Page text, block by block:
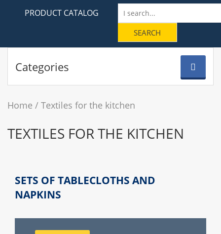
PRODUCT CATALOG
Categories
Home Textiles for the kitchen
TEXTILES FOR THE KITCHEN
SETS OF TABLECLOTHS AND
NAPKINS